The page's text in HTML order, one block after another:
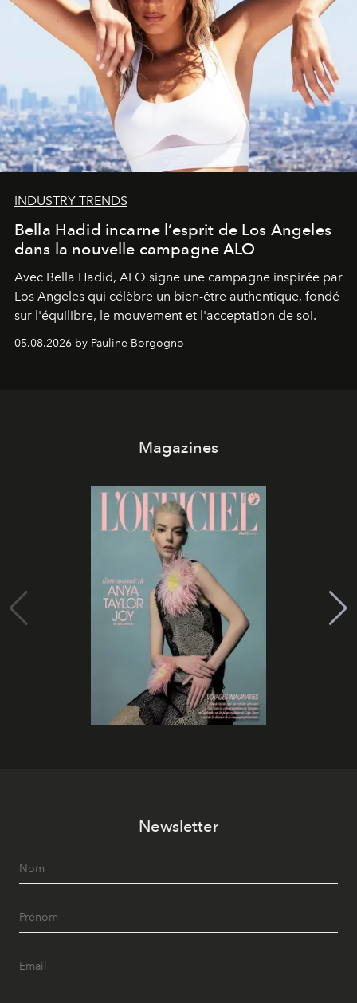
INDUSTRY TRENDS
Bella Hadid incarne l’esprit de Los Angeles
dans la nouvelle campagne ALO
Avec Bella Hadid, ALO signe une campagne inspirée par
Los Angeles qui célèbre un bien-être authentique, fondé
sur l'équilibre, le mouvement et l'acceptation de soi.
05.08.2026 by Pauline Borgogno
Magazines
Newsletter